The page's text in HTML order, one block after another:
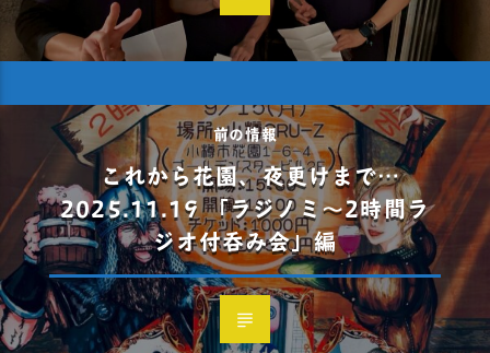
前の情報
これから花園、夜更けまで…
2025.11.19 「ラジノミ〜2時間ラ
ジオ付呑み会」編